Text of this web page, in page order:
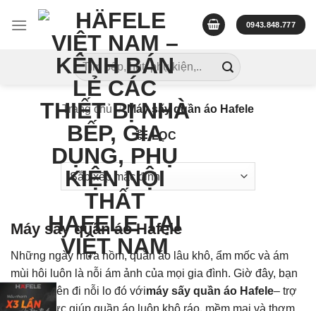
0943.848.777
Tìm
kiếm:
Trang chủ / Máy sấy quần áo Hafele
LỌC
Máy sấy quần áo Hafele
Những ngày mưa nồm, quần áo lâu khô, ẩm mốc và ám
mùi hôi luôn là nỗi ám ảnh của mọi gia đình. Giờ đây, bạn
có thể quên đi nỗi lo đó vớimáy sấy quần áo Hafele– trợ